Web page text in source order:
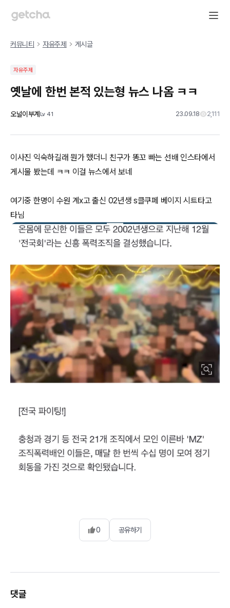
커뮤니티 자유주제 게시글
자유주제
옛날에 한번 본적 있는형 뉴스 나옴 ㅋㅋ
오널이부계 Lv41 23.09.18 2,111
이사진 익숙하길래 뭔가 했더니 친구가 똥꼬 빠는 선배 인스타에서
게시물 봤는데 ㅋㅋ 이걸 뉴스에서 보네
여기중 한명이 수원 계x고 출신 02년생 s클쿠페 베이지 시트타고
0 공유하기
댓글